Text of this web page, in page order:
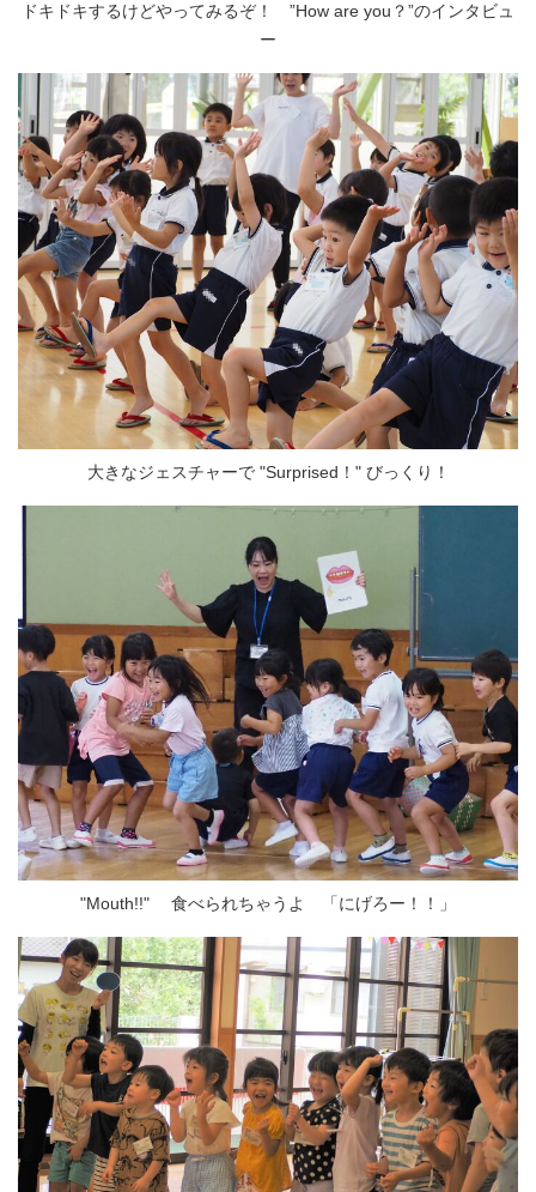
ドキドキするけどやってみるぞ！ ”How are you？”のインタビュ
ー
大きなジェスチャーで "Surprised！" びっくり！
"Mouth!!" 食べられちゃうよ 「にげろー！！」